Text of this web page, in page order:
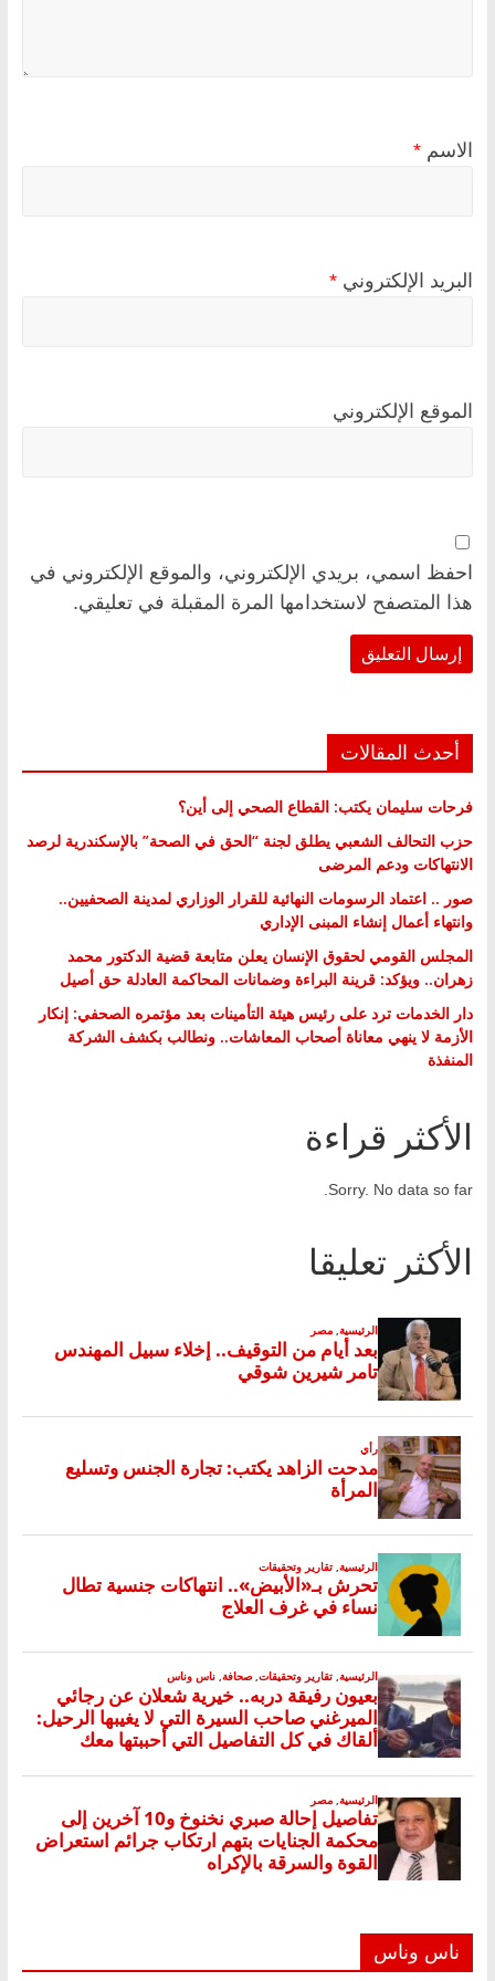
الاسم *
البريد الإلكتروني *
الموقع الإلكتروني
احفظ اسمي، بريدي الإلكتروني، والموقع الإلكتروني في
هذا المتصفح لاستخدامها المرة المقبلة في تعليقي.
أحدث المقالات
فرحات سليمان يكتب: القطاع الصحي إلى أين؟
حزب التحالف الشعبي يطلق لجنة “الحق في الصحة” بالإسكندرية لرصد
الانتهاكات ودعم المرضى
صور .. اعتماد الرسومات النهائية للقرار الوزاري لمدينة الصحفيين..
وانتهاء أعمال إنشاء المبنى الإداري
المجلس القومي لحقوق الإنسان يعلن متابعة قضية الدكتور محمد
زهران.. ويؤكد: قرينة البراءة وضمانات المحاكمة العادلة حق أصيل
دار الخدمات ترد على رئيس هيئة التأمينات بعد مؤتمره الصحفي: إنكار
الأزمة لا ينهي معاناة أصحاب المعاشات.. ونطالب بكشف الشركة
المنفذة
الأكثر قراءة
Sorry. No data so far.
الأكثر تعليقا
ناس وناس